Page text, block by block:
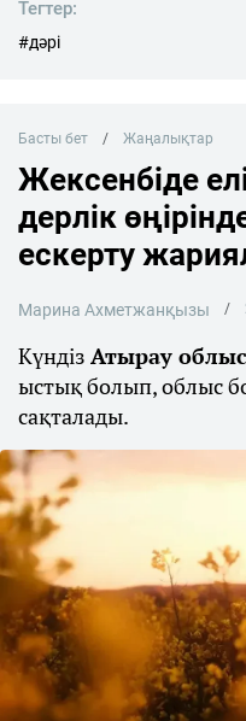
Тегтер:
#дәрі
Басты бет Жаңалықтар
Жексенбіде
дерлік
ескерту
Марина Ахметжанқызы
Күндіз Атырау
ыстық болып, облыс
сақталады.